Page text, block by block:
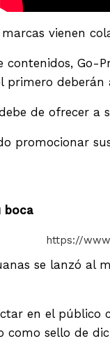
vienen
Go-
de ofrecer
promocionar
boca
https://
se lanzó al
en el
como sello de